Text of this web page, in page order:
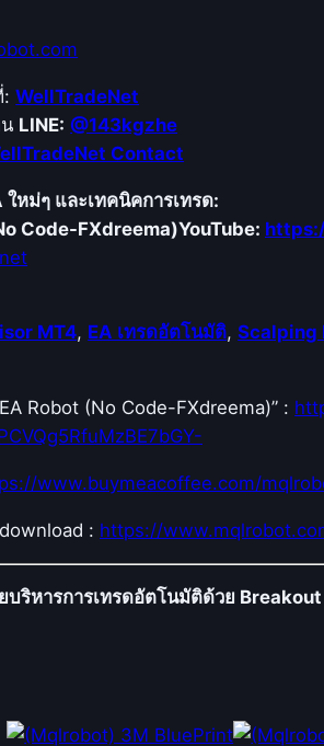
:WellTradeNet
LINE: @143kgzhe
Contact
ใหม่ๆ และเทคนิคการเทรด:
Code-FXdreema)YouTube:
MT4, EA เทรดอัตโนมัติ,Scalping
Robot (No Code-FXdreema)” :
www.buymeacoffee.com/
: https://
ริหารการเทรดอัตโนมัติด้วย